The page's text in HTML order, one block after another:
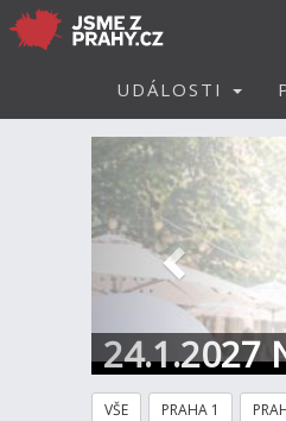
UDÁLOSTI
24.1.2027
kontakt
Předchozí
VŠE PRAHA 1